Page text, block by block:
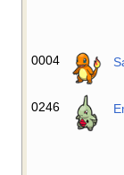
0004
0246